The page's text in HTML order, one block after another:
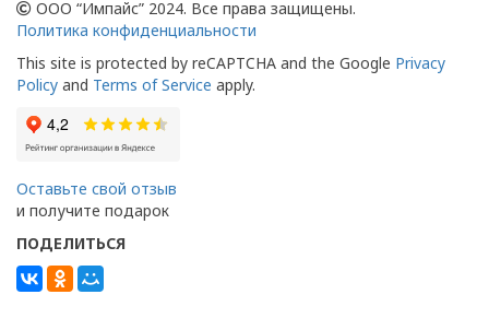
ООО “Импайс” 2024. Все права защищены.
Политика конфиденциальности
This site is protected by reCAPTCHA and the Google Privacy
Policy and Terms of Service apply.
Оставьте свой отзыв
и получите подарок
ПОДЕЛИТЬСЯ